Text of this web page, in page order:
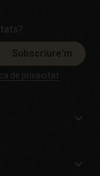
Subscriure'm
de privacitat